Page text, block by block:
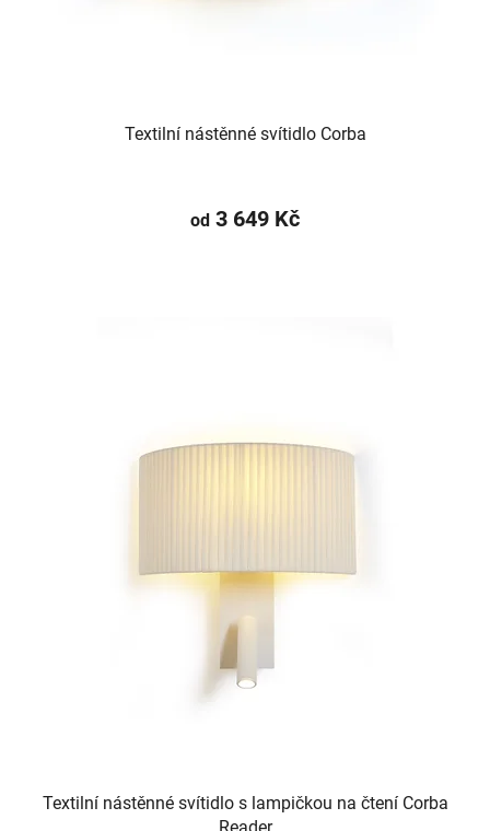
Textilní nástěnné svítidlo Corba
od 3 649 Kč
Textilní nástěnné svítidlo s lampičkou na čtení Corba
Reader